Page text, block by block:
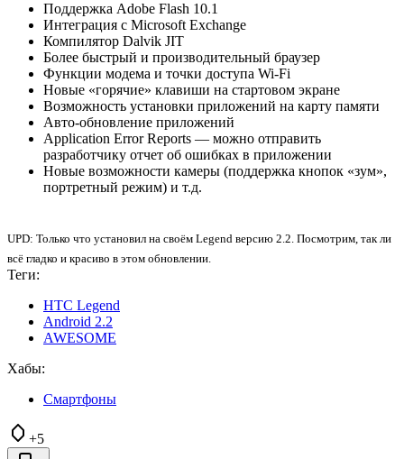
Поддержка Adobe Flash 10.1
Интеграция с Microsoft Exchange
Компилятор Dalvik JIT
Более быстрый и производительный браузер
Функции модема и точки доступа Wi-Fi
Новые «горячие» клавиши на стартовом экране
Возможность установки приложений на карту памяти
Авто-обновление приложений
Application Error Reports — можно отправить
разработчику отчет об ошибках в приложении
Новые возможности камеры (поддержка кнопок «зум»,
портретный режим) и т.д.
UPD: Только что установил на своём Legend версию 2.2. Посмотрим, так ли
всё гладко и красиво в этом обновлении.
Теги:
HTC Legend
Android 2.2
AWESOME
Хабы:
Смартфоны
+5